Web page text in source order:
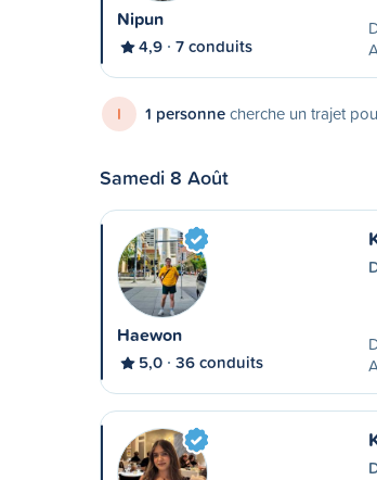
Nipun
4,9 7 conduits
I 1 personnecherche un trajet
Samedi 8 Août
Haewon
5,0 36 conduits